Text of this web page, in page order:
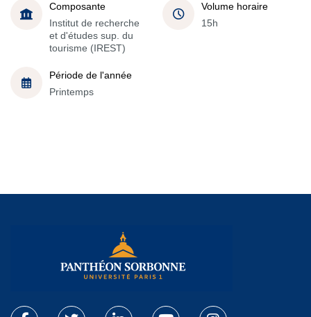
Composante
Institut de recherche
et d'études sup. du
tourisme (IREST)
Volume horaire
15h
Période de l'année
Printemps